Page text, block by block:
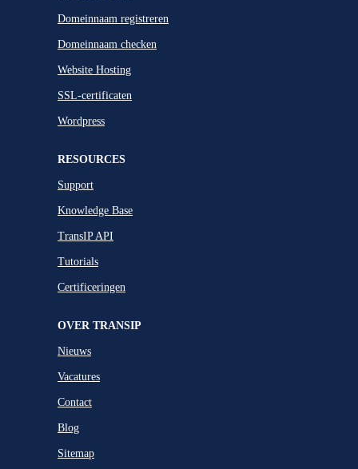
Domeinnaam registreren
Domeinnaam checken
Website Hosting
SSL-certificaten
Wordpress
RESOURCES
Support
Knowledge Base
TransIP API
Tutorials
Certificeringen
OVER TRANSIP
Nieuws
Vacatures
Contact
Blog
Sitemap